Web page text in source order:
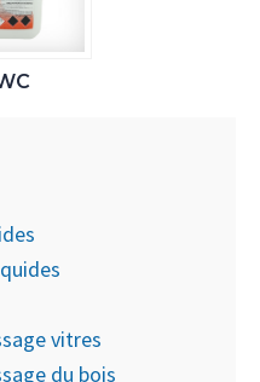
vitres
du bois